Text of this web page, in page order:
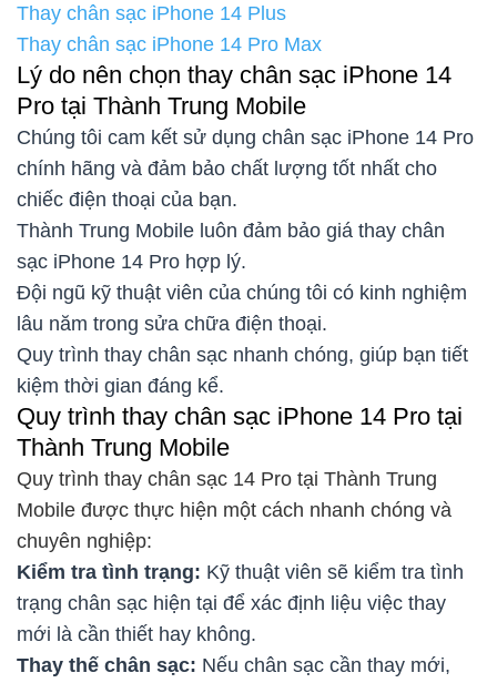
Thay chân sạc iPhone 14 Plus
Thay chân sạc iPhone 14 Pro Max
Lý do nên chọn thay chân sạc iPhone 14
Pro tại Thành Trung Mobile
Chúng tôi cam kết sử dụng chân sạc iPhone 14 Pro
chính hãng và đảm bảo chất lượng tốt nhất cho
chiếc điện thoại của bạn.
Thành Trung Mobile luôn đảm bảo giá thay chân
sạc iPhone 14 Pro hợp lý.
Đội ngũ kỹ thuật viên của chúng tôi có kinh nghiệm
lâu năm trong sửa chữa điện thoại.
Quy trình thay chân sạc nhanh chóng, giúp bạn tiết
kiệm thời gian đáng kể.
Quy trình thay chân sạc iPhone 14 Pro tại
Thành Trung Mobile
Quy trình thay chân sạc 14 Pro tại Thành Trung
Mobile được thực hiện một cách nhanh chóng và
chuyên nghiệp:
Kiểm tra tình trạng: Kỹ thuật viên sẽ kiểm tra tình
trạng chân sạc hiện tại để xác định liệu việc thay
mới là cần thiết hay không.
Thay thế chân sạc: Nếu chân sạc cần thay mới,